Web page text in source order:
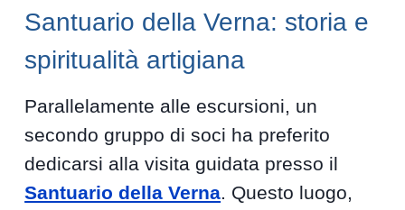
Santuario della Verna: storia e
spiritualità artigiana
Parallelamente alle escursioni, un
secondo gruppo di soci ha preferito
dedicarsi alla visita guidata presso il
Santuario della Verna. Questo luogo,